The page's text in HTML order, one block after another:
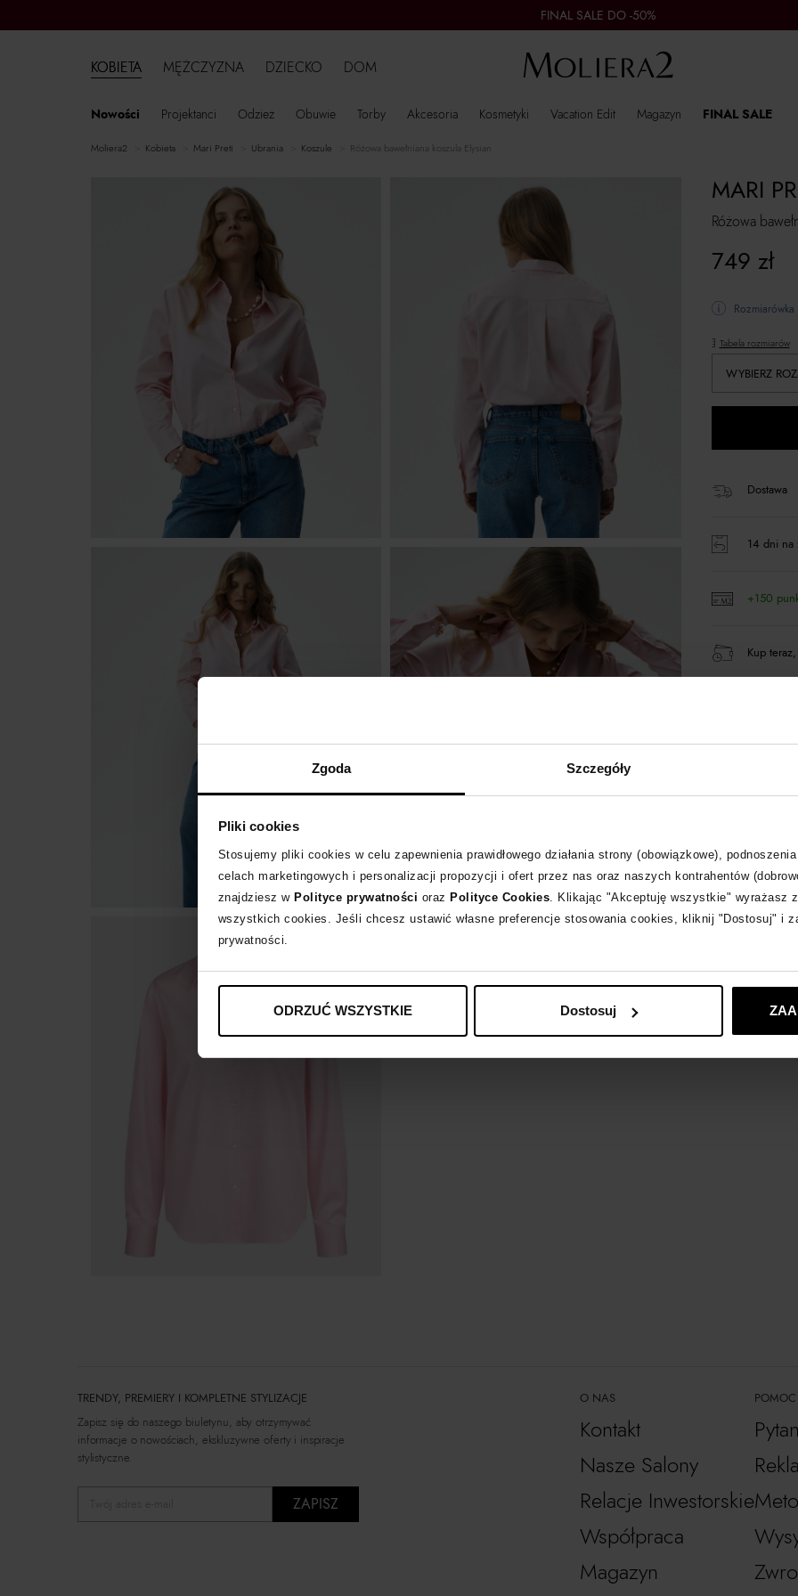
Zgoda Szczegóły
Pliki cookies
Stosujemy pliki cookies w celu zapewnienia prawidłowego działania strony (obowiązkowe),
celach marketingowych i personalizacji propozycji i ofert przez nas oraz naszych kontrahentów
znajdziesz w Polityce prywatności oraz Polityce Cookies . Klikając "Akceptuję wszystkie" wyrażasz
wszystkich cookies. Jeśli chcesz ustawić własne preferencje stosowania cookies, kliknij "Dostosuj" i
prywatności.
ODRZUĆ WSZYSTKIE Dostosuj
FINAL SALE DO -50%
KOBIETA
Nowości Projektanci Odzież Obuwie Torby Akcesoria Kosmetyki Vacation Edit Magazyn FINAL SALE
MĘŻCZYZNA DZIECKO DOM
moliera2 kobieta Mari Preti ubrania koszule Różowa bawełniana koszula Elysian
Różowa
MARI
749 zł
Tabela rozmiarów
WYBIERZ
Dostawa
14 dni na
+150
Kup
Materiał
Produkt
TRENDY, PREMIERY I KOMPLETNE STYLIZACJE
Zapisz się do naszego biuletynu, aby otrzymywać
informacje o nowościach, ekskluzywne oferty i inspiracje
stylistyczne.
ZAPISZ
O NAS
Kontakt
Nasze Salony
Relacje Inwestorskie
Współpraca
Magazyn
POMOC